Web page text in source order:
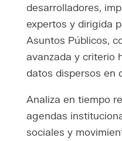
desarrolladores,
expertos y dirigida
Asuntos Públicos,
avanzada y criterio
datos dispersos en
Analiza en tiempo
agendas
sociales y